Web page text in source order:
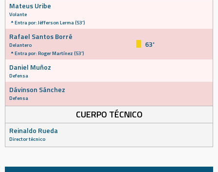
Mateus Uribe
Volante
Entra por: Jéfferson Lerma (53')
Rafael Santos Borré
Delantero
Entra por: Roger Martínez (53')
63'
Daniel Muñoz
Defensa
Dávinson Sánchez
Defensa
CUERPO TÉCNICO
Reinaldo Rueda
Director técnico